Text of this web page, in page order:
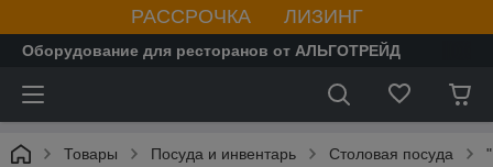
РАССРОЧКА ЛИЗИНГ
Оборудование для ресторанов от АЛЬГОТРЕЙД
Товары Посуда и инвентарь Столовая посуда